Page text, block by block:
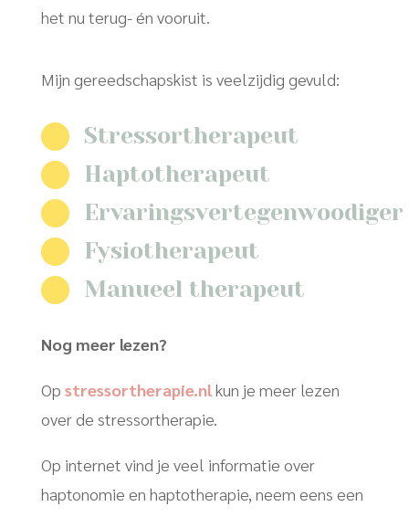
het nu terug- én vooruit.
Mijn gereedschapskist is veelzijdig gevuld:
 Stressortherapeut
 Haptotherapeut
 Ervaringsvertegenwoodiger
 Fysiotherapeut
 Manueel therapeut
Nog meer lezen?
Op stressortherapie.nlkun je meer lezen
over de stressortherapie.
Op internet vind je veel informatie over
haptonomie en haptotherapie, neem eens een